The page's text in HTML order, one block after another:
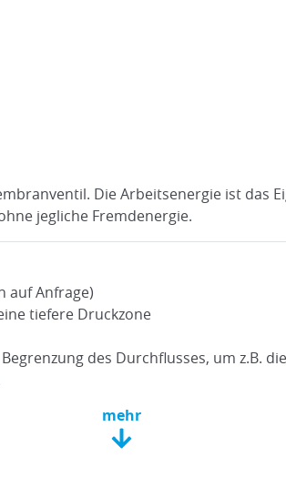
Die Arbeitsenergie ist das
jegliche Fremdenergie.
auf Anfrage)
tiefere Druckzone
des Durchflusses, um z.B.
mehr